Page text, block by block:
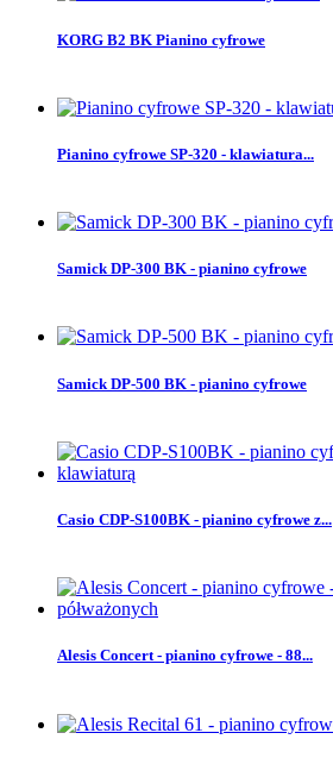
KORG B2 BK Pianino cyfrowe
Pianino cyfrowe SP-320 - klawiatura...
Samick DP-300 BK - pianino cyfrowe
Samick DP-500 BK - pianino cyfrowe
Casio CDP-S100BK - pianino cyfrowe z...
Alesis Concert - pianino cyfrowe - 88...